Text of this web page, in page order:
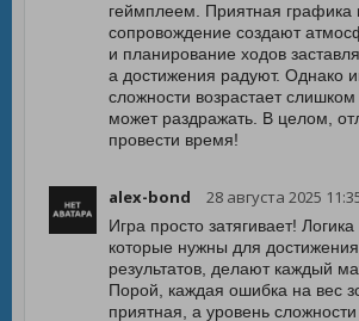
геймплеем. Приятная графика
сопровождение создают
и планирование ходов
а достижения радуют. Однако
сложности возрастает слишком
может раздражать. В целом,
провести время!
alex-bond 28 августа 2025
Игра просто затягивает! Логика
которые нужны для
результатов, делают каждый
Порой, каждая ошибка на вес
приятная, а уровень